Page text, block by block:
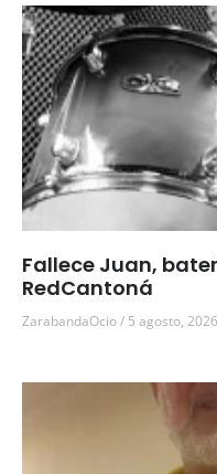
Fallece Juan,
RedCantoná
ZarabandaOcio 5 agosto, 2026